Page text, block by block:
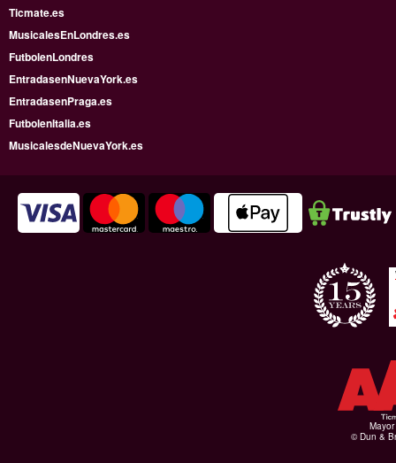
Ticmate.es
MusicalesEnLondres.es
FutbolenLondres
EntradasenNuevaYork.es
EntradasenPraga.es
FutbolenItalia.es
MusicalesdeNuevaYork.es
© Dun &